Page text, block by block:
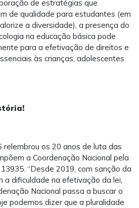
de estratégias que
de qualidade para estudantes (em
a diversidade), a presença do
na educação básica pode
para a efetivação de direitos e
às crianças, adolescentes
relembrou os 20 anos de luta das
a Coordenação Nacional pela
“Desde 2019, com sanção da
a dificuldade na efetivação da lei,
Nacional passa a buscar o
podemos dizer que a pluralidade